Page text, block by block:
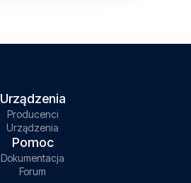
Urządzenia
Producenci
Urządzenia
Pomoc
Dokumentacja
Forum